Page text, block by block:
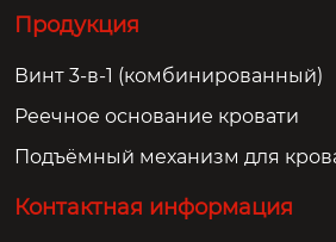
Продукция
Винт 3-в-1 (комбинированный)
Реечное основание кровати
Подъёмный механизм для
Контактная информация